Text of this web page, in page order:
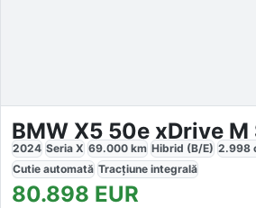
BMW X5 50e xDrive
2024 Seria X 69.000 km Hibrid (B/E) 2.998
Cutie automată Tracțiune integrală
80.898 EUR